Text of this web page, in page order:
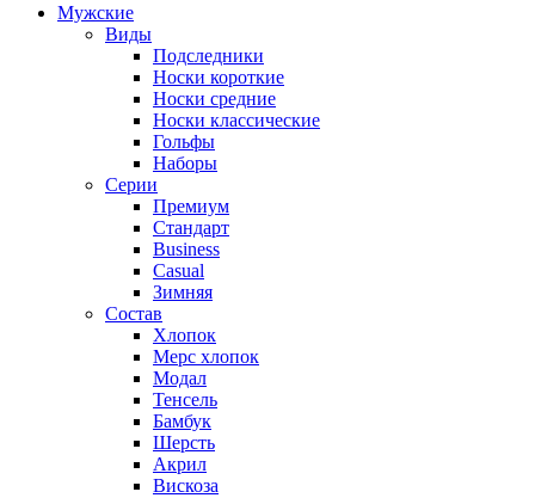
Мужские
Виды
Подследники
Носки короткие
Носки средние
Носки классические
Гольфы
Наборы
Серии
Премиум
Стандарт
Business
Casual
Зимняя
Состав
Хлопок
Мерс хлопок
Модал
Тенсель
Бамбук
Шерсть
Акрил
Вискоза